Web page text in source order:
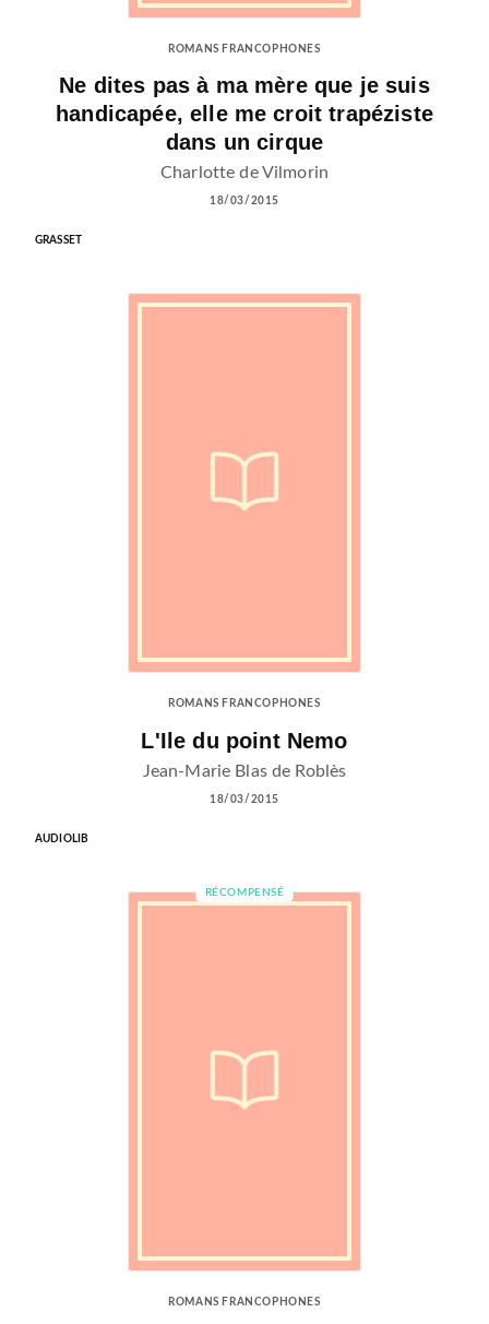
ROMANS FRANCOPHONES
Ne dites pas à ma mère que je suis
handicapée, elle me croit trapéziste
dans un cirque
Charlotte de Vilmorin
18/03/2015
GRASSET
ROMANS FRANCOPHONES
L'Ile du point Nemo
Jean-Marie Blas de Roblès
18/03/2015
AUDIOLIB
RÉCOMPENSÉ
ROMANS FRANCOPHONES